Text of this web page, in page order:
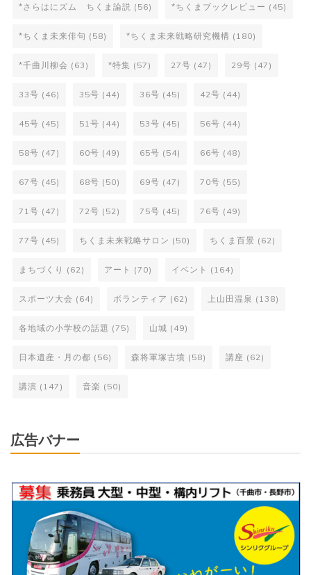
*さらはにズム ちくま論説 (56) *ちくまブックレビュー (45)
*ちくま未来俳句 (58) *ちくま未来戦略研究機構 (180)
*千曲川柳会 (63) *特集 (57) 27号 (47) 29号 (47)
33号 (46) 35号 (44) 36号 (45) 42号 (44)
45号 (45) 51号 (44) 53号 (45) 56号 (44)
58号 (47) 60号 (49) 65号 (54) 66号 (48)
67号 (45) 68号 (50) 69号 (47) 70号 (55)
71号 (47) 72号 (52) 75号 (45) 76号 (49)
77号 (45) ちくま未来戦略サロン (50) ちくま百景 (62)
まちづくり (62) アート (70) イベント (164)
スポーツ大会 (64) ボランティア (62) 上山田温泉 (138)
各地域の小学校の話題 (75) 山城 (49)
日本遺産・月の都 (56) 森将軍塚古墳 (58) 講座 (62)
講演 (147) 音楽 (50)
広告バナー